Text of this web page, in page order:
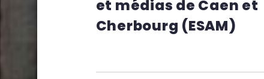
et médias de Caen et
Cherbourg (ESAM)